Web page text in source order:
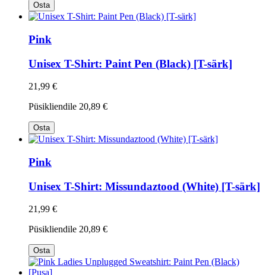
Osta
Pink
Unisex T-Shirt: Paint Pen (Black) [T-särk]
21,99 €
Püsikliendile 20,89 €
Osta
Pink
Unisex T-Shirt: Missundaztood (White) [T-särk]
21,99 €
Püsikliendile 20,89 €
Osta